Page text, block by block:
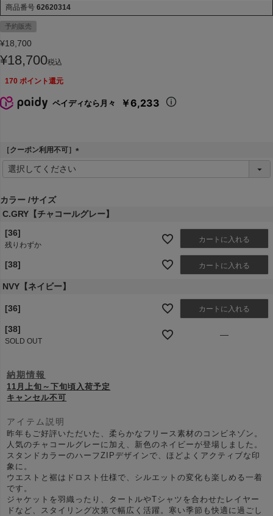
商品番号 62620314
予約販売
¥18,700
¥18,700税込
170 ポイント還元
ペイディなら月々 ￥6,233
［クーポン利用不可］
(
カラー サイズ
C.GRY【チャコールグレー】
[36]
残りわずか
カートに入れる
[38] カートに入れる
NVY【ネイビー】
[36] カートに入れる
[38]
SOLD OUT
—
納期情報
11月上旬～下旬頃入荷予定
キャンセル不可
アイテム説明
昨年もご好評いただいた、柔らかなフリース素材のコンビネゾン。
人気のチャコールグレーに加え、新色のネイビーが登場しました。
スタンドカラーのハーフZIPデザインで、ほどよくアクティブな印
象に。
ウエストと裾はドロスト仕様で、シルエットの変化も楽しめる一着
です。
ジャケットを羽織ったり、タートルやTシャツを合わせたレイヤー
ドなど、スタイリング次第で幅広く活躍。寒い季節も快適に過ごし